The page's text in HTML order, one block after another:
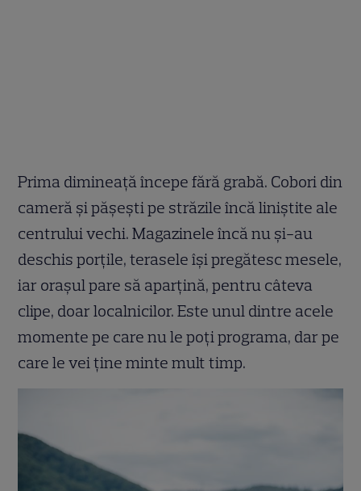
Prima dimineață începe fără grabă. Cobori din
cameră și pășești pe străzile încă liniștite ale
centrului vechi. Magazinele încă nu și-au
deschis porțile, terasele își pregătesc mesele,
iar orașul pare să aparțină, pentru câteva
clipe, doar localnicilor. Este unul dintre acele
momente pe care nu le poți programa, dar pe
care le vei ține minte mult timp.